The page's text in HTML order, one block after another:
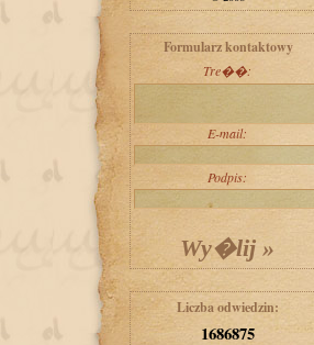
Formularz kontaktowy
Tre��:
E-mail:
Podpis:
Liczba odwiedzin:
1686875